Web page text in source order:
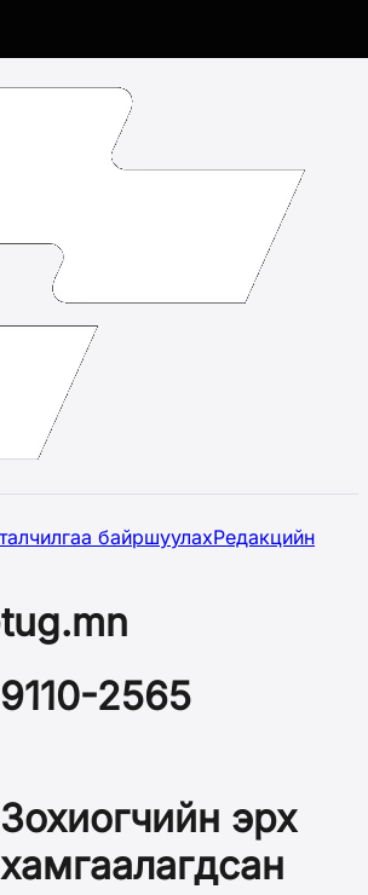
байршуулахРедакцийн
2565
эрх